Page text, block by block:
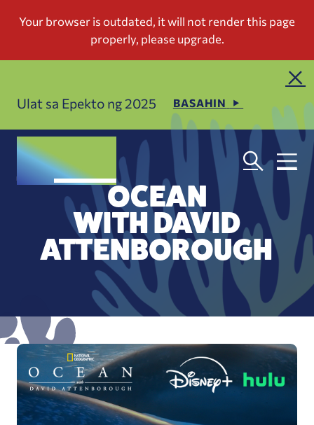
Ulat sa Epekto ng 2025 BASAHIN
OCEAN
WITH DAVID
ATTENBOROUGH